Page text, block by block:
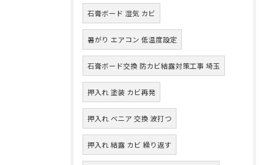
石膏ボード 湿気 カビ
暑がり エアコン 低温度設定
石膏ボード交換 防カビ結露対策工事 埼玉
押入れ 塗装 カビ再発
押入れ ベニア 交換 波打つ
押入れ 結露 カビ 繰り返す